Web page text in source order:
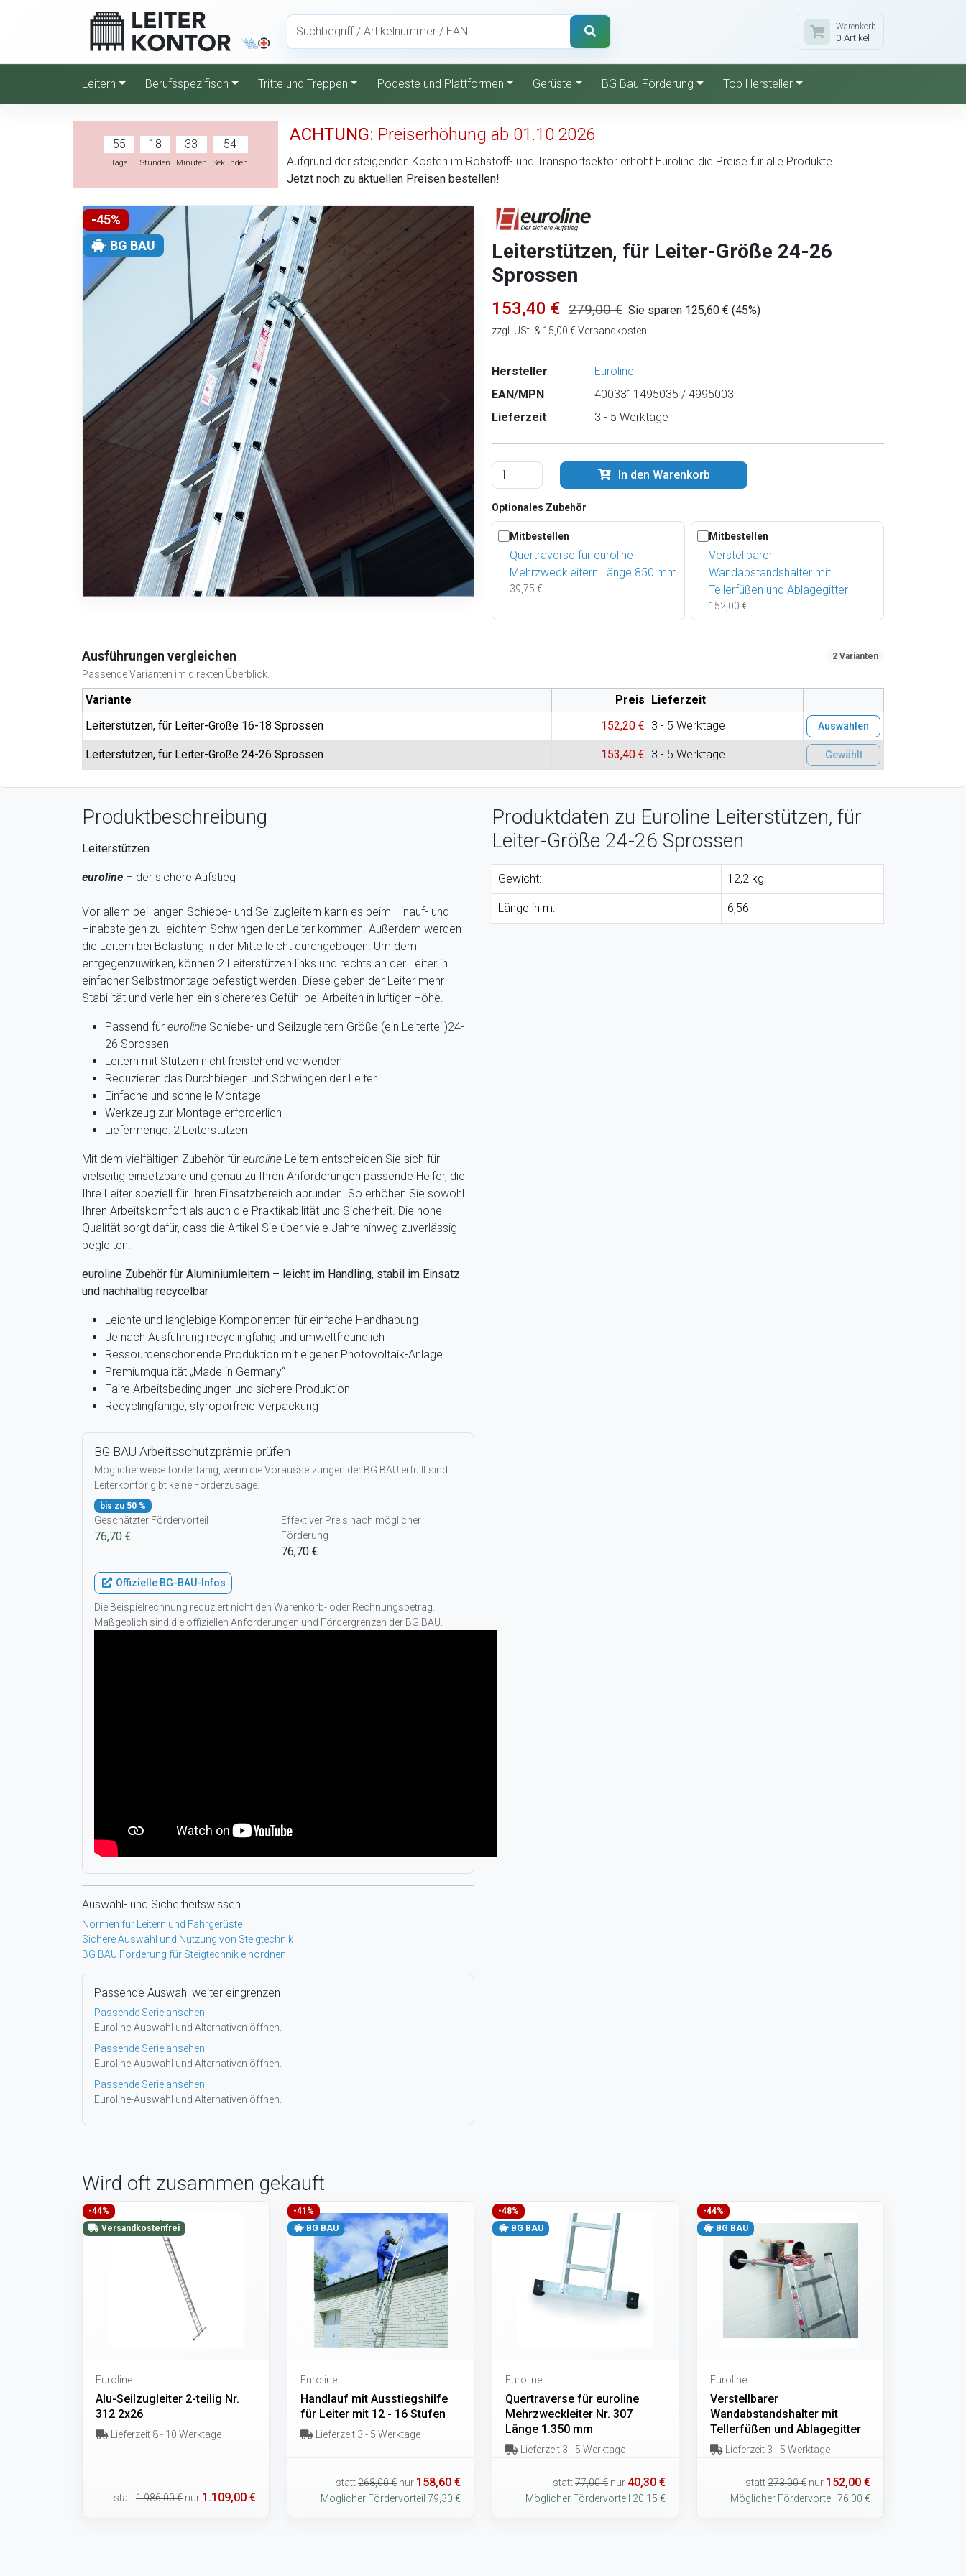
Warenkorb
0 Artikel
Leitern Berufsspezifisch Tritte und Treppen Podeste und Plattformen Gerüste BG Bau Förderung Top Hersteller
55
Tage
18
Stunden
33
Minuten
53
Sekunden
ACHTUNG: Preiserhöhung ab 01.10.2026
Aufgrund der steigenden Kosten im Rohstoff- und Transportsektor erhöht Euroline die Preise für alle Produkte.
Jetzt noch zu aktuellen Preisen bestellen!
-45%
BG BAU
Leiterstützen, für Leiter-Größe 24-26
Sprossen
153,40 € 279,00 € Sie sparen 125,60 € (45%)
zzgl. USt. & 15,00 € Versandkosten
Hersteller
Euroline
EAN/MPN
4003311495035 / 4995003
Lieferzeit
3 - 5 Werktage
In den Warenkorb
Optionales Zubehör
Mitbestellen
Quertraverse für euroline
Mehrzweckleitern Länge 850 mm
39,75 €
Mitbestellen
Verstellbarer
Wandabstandshalter mit
Tellerfüßen und Ablagegitter
152,00 €
Ausführungen vergleichen
Passende Varianten im direkten Überblick.
2 Varianten
Variante Preis Lieferzeit
Leiterstützen, für Leiter-Größe 16-18 Sprossen
152,20 € 3 - 5 Werktage Auswählen
Leiterstützen, für Leiter-Größe 24-26 Sprossen 153,40 € 3 - 5 Werktage Gewählt
Produktbeschreibung
Leiterstützen
euroline – der sichere Aufstieg
Vor allem bei langen Schiebe- und Seilzugleitern kann es beim Hinauf- und
Hinabsteigen zu leichtem Schwingen der Leiter kommen. Außerdem werden
die Leitern bei Belastung in der Mitte leicht durchgebogen. Um dem
entgegenzuwirken, können 2 Leiterstützen links und rechts an der Leiter in
einfacher Selbstmontage befestigt werden. Diese geben der Leiter mehr
Stabilität und verleihen ein sichereres Gefühl bei Arbeiten in luftiger Höhe.
Passend für euroline Schiebe- und Seilzugleitern Größe (ein Leiterteil)24-
26 Sprossen
Leitern mit Stützen nicht freistehend verwenden
Reduzieren das Durchbiegen und Schwingen der Leiter
Einfache und schnelle Montage
Werkzeug zur Montage erforderlich
Liefermenge: 2 Leiterstützen
Mit dem vielfältigen Zubehör für euroline Leitern entscheiden Sie sich für
vielseitig einsetzbare und genau zu Ihren Anforderungen passende Helfer, die
Ihre Leiter speziell für Ihren Einsatzbereich abrunden. So erhöhen Sie sowohl
Ihren Arbeitskomfort als auch die Praktikabilität und Sicherheit. Die hohe
Qualität sorgt dafür, dass die Artikel Sie über viele Jahre hinweg zuverlässig
begleiten.
euroline Zubehör für Aluminiumleitern – leicht im Handling, stabil im Einsatz
und nachhaltig recycelbar
Leichte und langlebige Komponenten für einfache Handhabung
Je nach Ausführung recyclingfähig und umweltfreundlich
Ressourcenschonende Produktion mit eigener Photovoltaik-Anlage
Premiumqualität „Made in Germany“
Faire Arbeitsbedingungen und sichere Produktion
Recyclingfähige, styroporfreie Verpackung
BG BAU Arbeitsschutzprämie prüfen
Möglicherweise förderfähig, wenn die Voraussetzungen der BG BAU erfüllt sind.
Leiterkontor gibt keine Förderzusage.
bis zu 50 %
Geschätzter Fördervorteil
76,70 €
Effektiver Preis nach möglicher
Förderung
76,70 €
Offizielle BG-BAU-Infos
Die Beispielrechnung reduziert nicht den Warenkorb- oder Rechnungsbetrag.
Maßgeblich sind die offiziellen Anforderungen und Fördergrenzen der BG BAU.
Auswahl- und Sicherheitswissen
Normen für Leitern und Fahrgerüste
Sichere Auswahl und Nutzung von Steigtechnik
BG BAU Förderung für Steigtechnik einordnen
Passende Auswahl weiter eingrenzen
Passende Serie ansehen
Euroline-Auswahl und Alternativen öffnen.
Passende Serie ansehen
Euroline-Auswahl und Alternativen öffnen.
Passende Serie ansehen
Euroline-Auswahl und Alternativen öffnen.
Produktdaten zu Euroline Leiterstützen, für
Leiter-Größe 24-26 Sprossen
Gewicht: 12,2 kg
Länge in m: 6,56
Wird oft zusammen gekauft
-44%
Versandkostenfrei
Euroline
Alu-Seilzugleiter 2-teilig Nr.
312 2x26
Lieferzeit 8 - 10 Werktage
statt1.986,00 € nur 1.109,00 €
-41%
BG BAU
Euroline
Handlauf mit Ausstiegshilfe
für Leiter mit 12 - 16 Stufen
Lieferzeit 3 - 5 Werktage
statt268,00 € nur 158,60 €
Möglicher Fördervorteil 79,30 €
-48%
BG BAU
Euroline
Quertraverse für euroline
Mehrzweckleiter Nr. 307
Länge 1.350 mm
Lieferzeit 3 - 5 Werktage
statt77,00 € nur 40,30 €
Möglicher Fördervorteil 20,15 €
-44%
BG BAU
Euroline
Verstellbarer
Wandabstandshalter mit
Tellerfüßen und Ablagegitter
Lieferzeit 3 - 5 Werktage
statt273,00 € nur 152,00 €
Möglicher Fördervorteil 76,00 €